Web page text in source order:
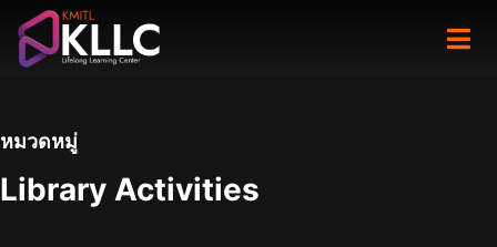
content
หมวดหมู่
Library Activities